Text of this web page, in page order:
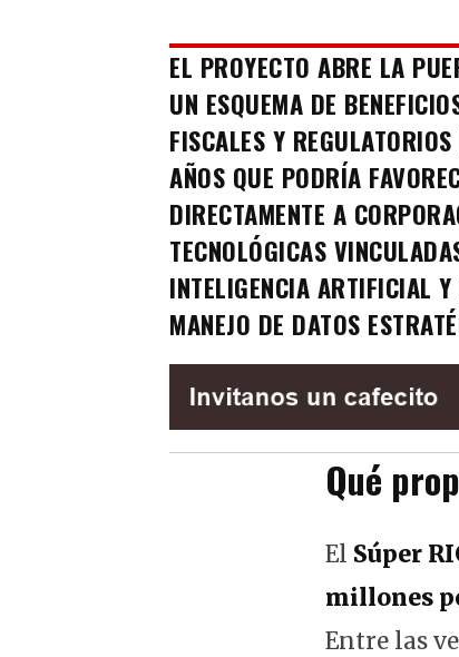
EL PROYECTO ABRE LA
UN ESQUEMA DE
FISCALES Y
AÑOS QUE PODRÍA
DIRECTAMENTE A
TECNOLÓGICAS
INTELIGENCIA ARTIFICIAL Y
MANEJO DE DATOS
Qué
El Súper
millones
Entre las